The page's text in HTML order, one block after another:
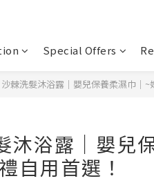
Special Offers
沙棘洗髮沐浴露｜嬰兒保養柔濕巾｜~
沐浴露｜嬰兒
禮自用首選！